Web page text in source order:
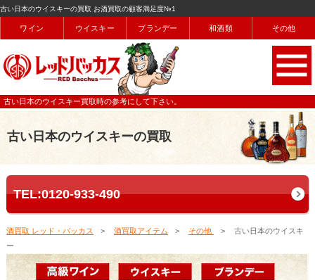
古い日本のウイスキーの買取 お酒買取の顧客満足度№1
ワイン ウイスキー ブランデー 和酒類 その他
古い日本のウイスキー買取時の参考にして下さい。
古い日本のウイスキーの買取
TEL:0120-933-490
酒買取 レッド・バッカス 酒買取アイテム その他
古い日本のウイスキ
ー